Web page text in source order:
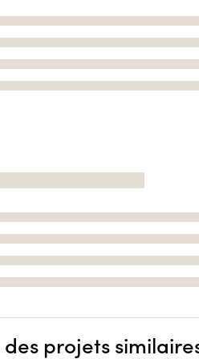
projets